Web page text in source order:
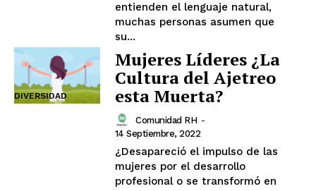
entienden el lenguaje natural,
muchas personas asumen que
su...
DIVERSIDAD
Mujeres Líderes ¿La
Cultura del Ajetreo
esta Muerta?
Comunidad RH -
14 Septiembre, 2022
¿Desapareció el impulso de las
mujeres por el desarrollo
profesional o se transformó en